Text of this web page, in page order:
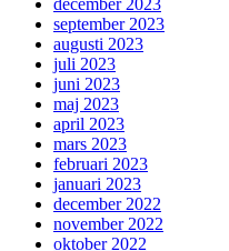
december 2023
september 2023
augusti 2023
juli 2023
juni 2023
maj 2023
april 2023
mars 2023
februari 2023
januari 2023
december 2022
november 2022
oktober 2022